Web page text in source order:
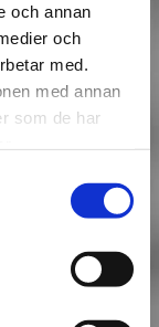
och annan
och
med.
med annan
som de har